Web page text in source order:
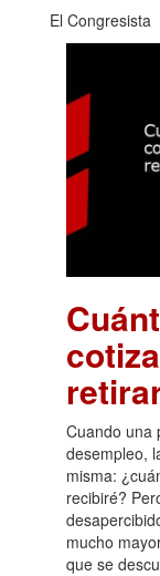
El Congresista
Cuando una
desempleo,
misma:
recibiré?
mucho
que se